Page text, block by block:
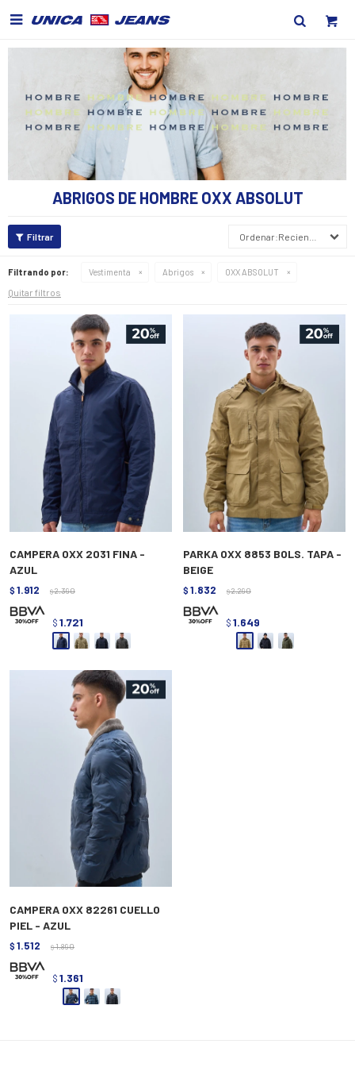

ABRIGOS DE HOMBRE OXX ABSOLUT
Recientes
Filtrando por: Vestimenta Abrigos OXX ABSOLUT
Quitar filtros
CAMPERA OXX 2031 FINA -
AZUL
$ 1.912 $ 2.390
$ 1.721
PARKA OXX 8853 BOLS. TAPA -
BEIGE
$ 1.832 $ 2.290
$ 1.649
CAMPERA OXX 82261 CUELLO
PIEL - AZUL
$ 1.512 $ 1.890
$ 1.361